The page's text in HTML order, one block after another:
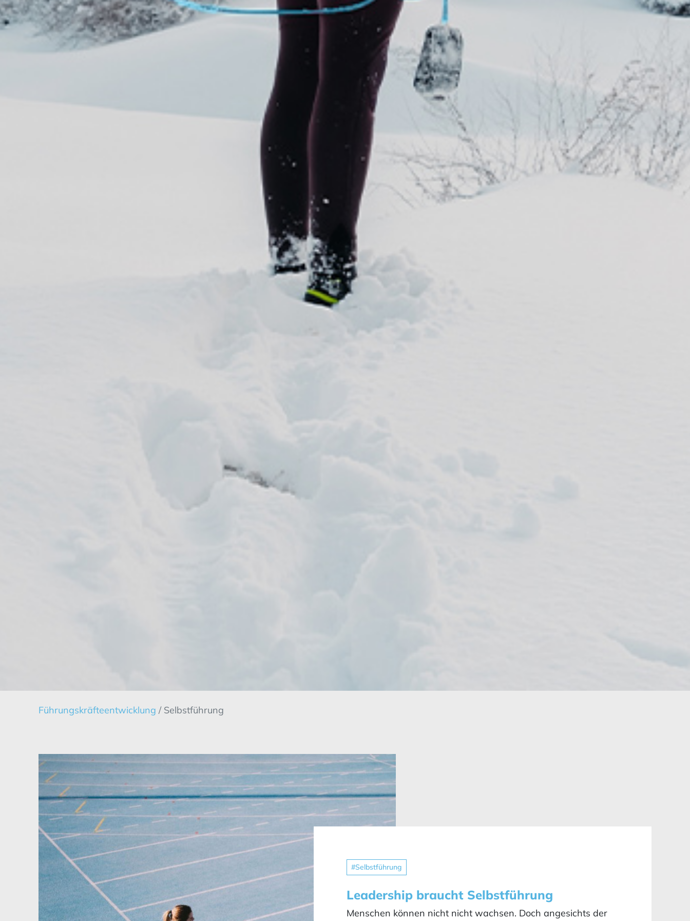
Führungskräfteentwicklung/ Selbstführung
#Selbstführung
Leadership braucht Selbstführung
Menschen können nicht nicht wachsen. Doch angesichts der